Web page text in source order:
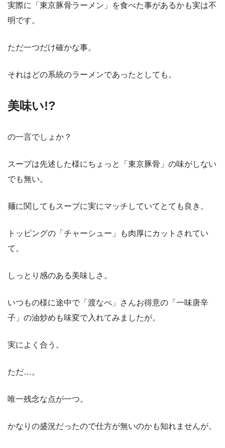
実際に「東京豚骨ラーメン」を食べた事があるかも実は不
明です。
ただ一つだけ確かな事。
それはどの系統のラーメンであったとしても。
美味い!?
の一言でしょか？
スープは先述した様にちょっと「東京豚骨」の味がしない
でも無い。
麺に関してもスープに実にマッチしていてとても良き。
トッピングの「チャーシュー」も肉厚にカットされてい
て。
しっとり感のある美味しさ。
いつもの様に途中で「渡なべ」さんお得意の「一味唐辛
子」の油炒めも味変で入れてみましたが。
実によく合う。
ただ…。
唯一残念な点が一つ。
かなりの盛況だったので仕方が無いのかも知れませんが。